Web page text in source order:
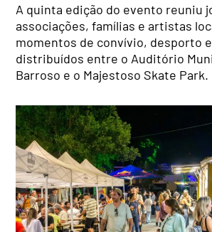
A quinta edição do evento reuniu
associações, famílias e artistas
momentos de convívio, desporto
distribuídos entre o Auditório
Barroso e o Majestoso Skate Park.